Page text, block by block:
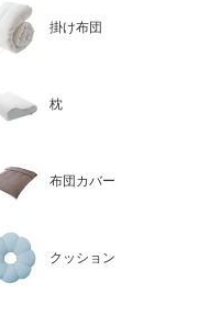
掛け布団
枕
布団カバー
クッション